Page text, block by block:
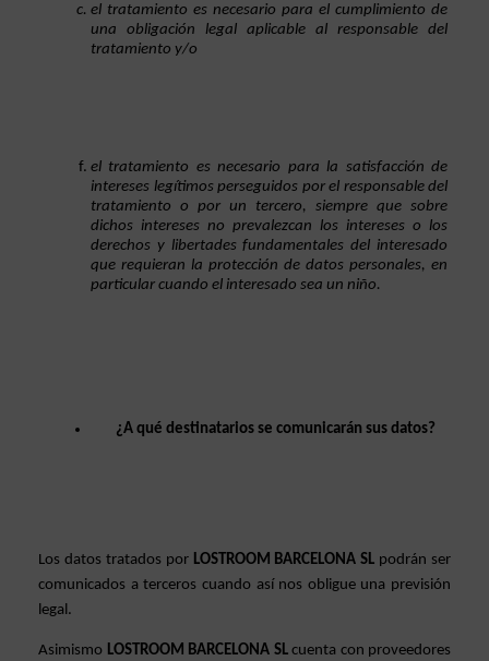
el tratamiento es necesario para el cumplimiento de
una obligación legal aplicable al responsable del
tratamiento y/o
el tratamiento es necesario para la satisfacción de
intereses legítimos perseguidos por el responsable del
tratamiento o por un tercero, siempre que sobre
dichos intereses no prevalezcan los intereses o los
derechos y libertades fundamentales del interesado
que requieran la protección de datos personales, en
particular cuando el interesado sea un niño.
¿A qué destinatarios se comunicarán sus datos?
Los datos tratados por LOSTROOM BARCELONA SL podrán ser
comunicados a terceros cuando así nos obligue una previsión
legal.
Asimismo LOSTROOM BARCELONA SL cuenta con proveedores